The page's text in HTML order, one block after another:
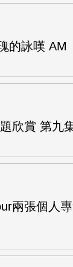
的詠嘆 AM
欣賞 第九
兩張個人